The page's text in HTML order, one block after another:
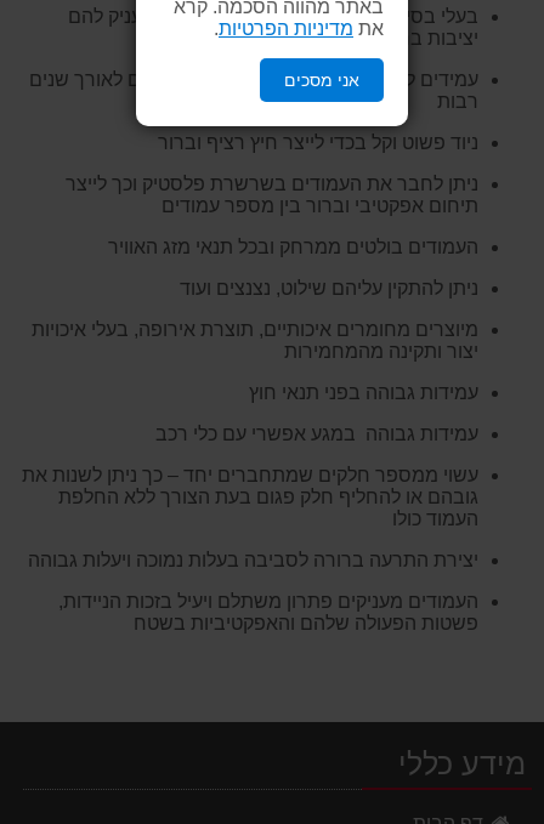
באתר מהווה הסכמה. קרא
את מדיניות הפרטיות.
אני מסכים
בעלי בסיס כבד המונע מהם ליפול ברוח ומעניק להם
יציבות ברוב תנאי מזג האוויר
עמידים לקרני השמש, אינם מתכלים ועמידים לאורך שנים
רבות
ניוד פשוט וקל בכדי לייצר חיץ רציף וברור
ניתן לחבר את העמודים בשרשרת פלסטיק וכך לייצר
תיחום אפקטיבי וברור בין מספר עמודים
העמודים בולטים ממרחק ובכל תנאי מזג האוויר
ניתן להתקין עליהם שילוט, נצנצים ועוד
מיוצרים מחומרים איכותיים, תוצרת אירופה, בעלי איכויות
יצור ותקינה מהמחמירות
עמידות גבוהה בפני תנאי חוץ
עמידות גבוהה במגע אפשרי עם כלי רכב
עשוי ממספר חלקים שמתחברים יחד – כך ניתן לשנות את
גובהם או להחליף חלק פגום בעת הצורך ללא החלפת
העמוד כולו
יצירת התרעה ברורה לסביבה בעלות נמוכה ויעלות גבוהה
העמודים מעניקים פתרון משתלם ויעיל בזכות הניידות,
פשטות הפעולה שלהם והאפקטיביות בשטח
מידע כללי